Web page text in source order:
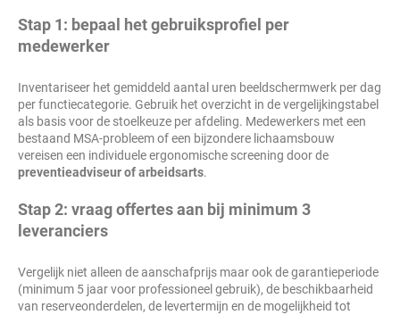
Stap 1: bepaal het gebruiksprofiel per
medewerker
Inventariseer het gemiddeld aantal uren beeldschermwerk per dag
per functiecategorie. Gebruik het overzicht in de vergelijkingstabel
als basis voor de stoelkeuze per afdeling. Medewerkers met een
bestaand MSA-probleem of een bijzondere lichaamsbouw
vereisen een individuele ergonomische screening door de
preventieadviseur of arbeidsarts.
Stap 2: vraag offertes aan bij minimum 3
leveranciers
Vergelijk niet alleen de aanschafprijs maar ook de garantieperiode
(minimum 5 jaar voor professioneel gebruik), de beschikbaarheid
van reserveonderdelen, de levertermijn en de mogelijkheid tot